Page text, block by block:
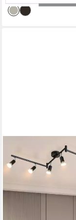
Deckenspots